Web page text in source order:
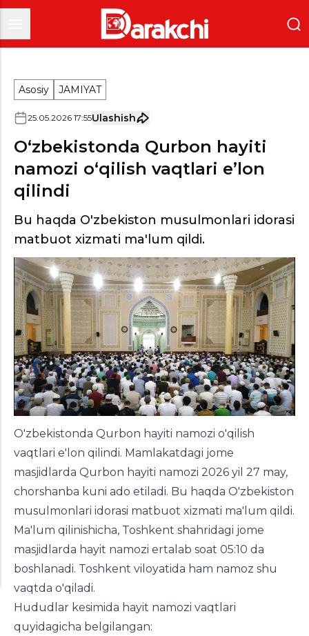
Asosiy JAMIYAT
25.05.2026 17:55Ulashish
O‘zbekistonda Qurbon hayiti
namozi o‘qilish vaqtlari e’lon
qilindi
Bu haqda O'zbekiston musulmonlari idorasi
matbuot xizmati ma'lum qildi.
O'zbekistonda Qurbon hayiti namozi o'qilish
vaqtlari e'lon qilindi. Mamlakatdagi jome
masjidlarda Qurbon hayiti namozi 2026 yil 27 may,
chorshanba kuni ado etiladi. Bu haqda O'zbekiston
musulmonlari idorasi matbuot xizmati ma'lum qildi.
Ma'lum qilinishicha, Toshkent shahridagi jome
masjidlarda hayit namozi ertalab soat 05:10 da
boshlanadi. Toshkent viloyatida ham namoz shu
vaqtda o'qiladi.
Hududlar kesimida hayit namozi vaqtlari
quyidagicha belgilangan: